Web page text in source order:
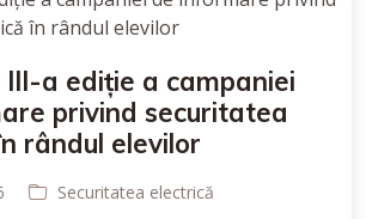
a ediție a campaniei
privind securitatea
rândul elevilor
Securitatea electrică